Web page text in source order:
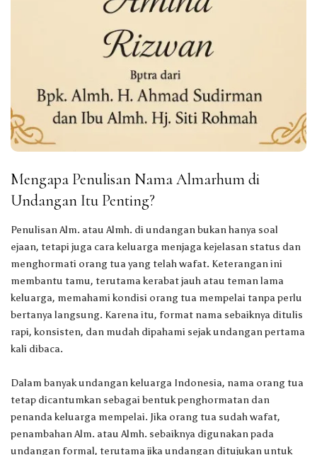
Mengapa Penulisan Nama Almarhum di
Undangan Itu Penting?
Penulisan Alm. atau Almh. di undangan bukan hanya soal
ejaan, tetapi juga cara keluarga menjaga kejelasan status dan
menghormati orang tua yang telah wafat. Keterangan ini
membantu tamu, terutama kerabat jauh atau teman lama
keluarga, memahami kondisi orang tua mempelai tanpa perlu
bertanya langsung. Karena itu, format nama sebaiknya ditulis
rapi, konsisten, dan mudah dipahami sejak undangan pertama
kali dibaca.
Dalam banyak undangan keluarga Indonesia, nama orang tua
tetap dicantumkan sebagai bentuk penghormatan dan
penanda keluarga mempelai. Jika orang tua sudah wafat,
penambahan Alm. atau Almh. sebaiknya digunakan pada
undangan formal, terutama jika undangan ditujukan untuk